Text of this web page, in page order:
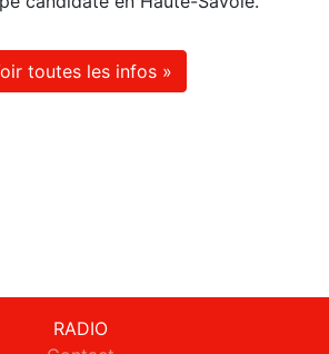
toutes les infos »
RADIO